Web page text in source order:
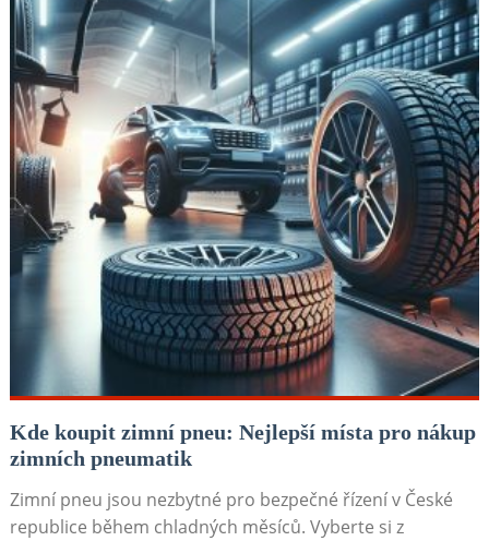
Kde koupit zimní pneu: Nejlepší místa pro nákup
zimních pneumatik
Zimní pneu jsou nezbytné pro bezpečné řízení v České
republice během chladných měsíců. Vyberte si z